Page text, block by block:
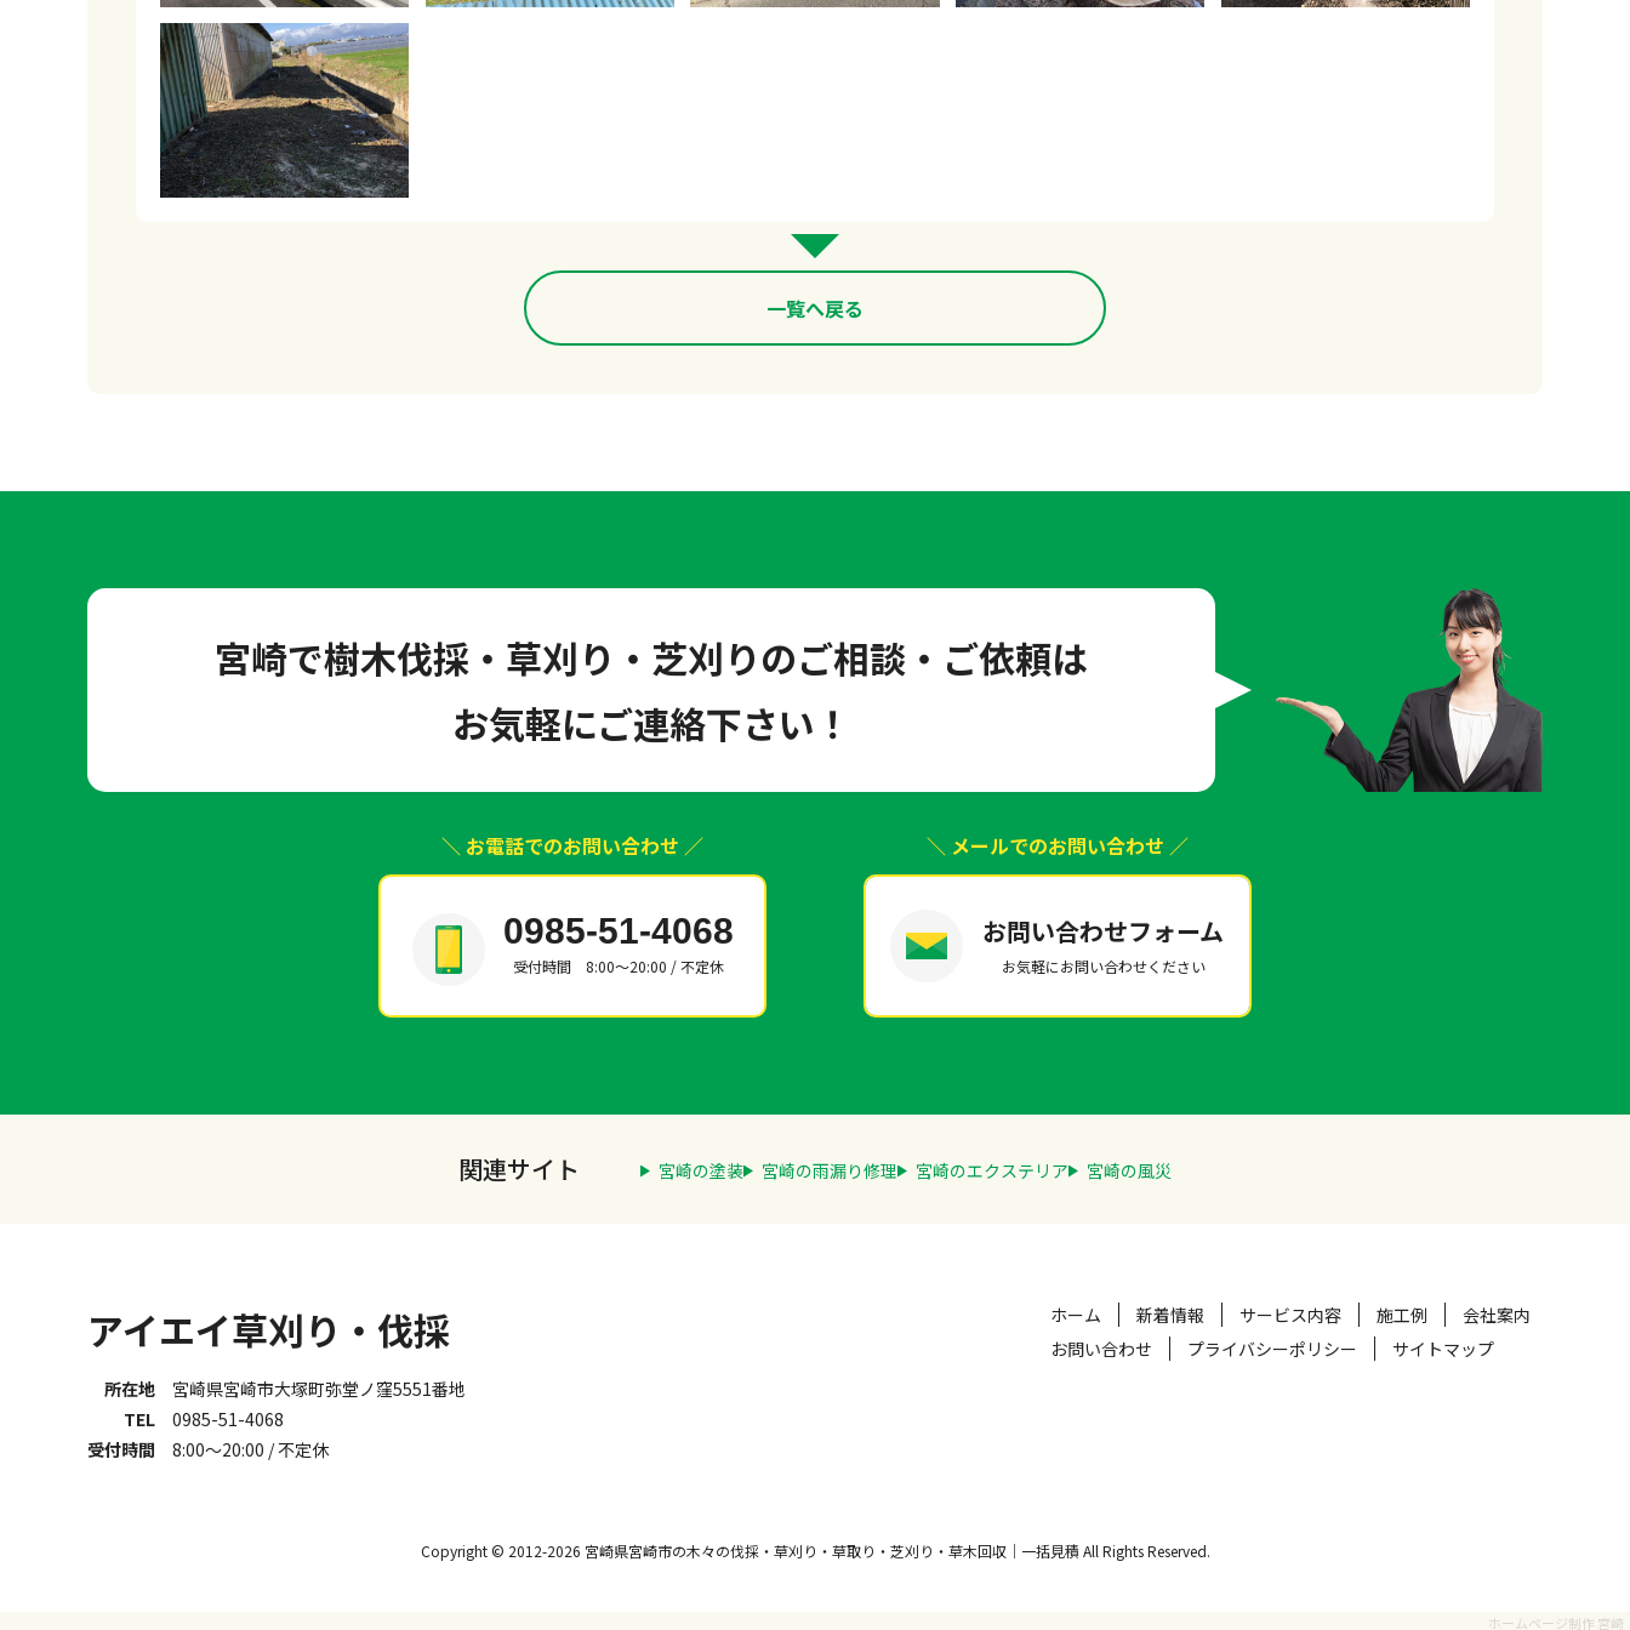
一覧へ戻る
宮崎で樹木伐採・草刈り・芝刈りのご相談・ご依頼は
お気軽にご連絡下さい！
＼ お電話でのお問い合わせ ／
0985-51-4068
受付時間 8:00～20:00 / 不定休
＼ メールでのお問い合わせ ／
お問い合わせフォーム
お気軽にお問い合わせください
関連サイト 宮崎の塗装 宮崎の雨漏り修理 宮崎のエクステリア 宮崎の風災
アイエイ草刈り・伐採
所在地
宮崎県宮崎市大塚町弥堂ノ窪5551番地
TEL
0985-51-4068
受付時間
8:00～20:00 / 不定休
ホーム 新着情報 サービス内容 施工例
会社案内
お問い合わせ
プライバシーポリシー サイトマップ
Copyright © 2012-2026 宮崎県宮崎市の木々の伐採・草刈り・草取り・芝刈り・草木回収｜一括見積 All Rights Reserved.
ホームページ制作 宮崎